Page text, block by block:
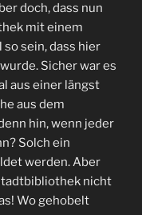
doch, dass nun
mit einem
sein, dass hier
Sicher war es
aus einer längst
aus dem
hin, wenn jeder
Solch ein
werden. Aber
nicht
Wo gehobelt